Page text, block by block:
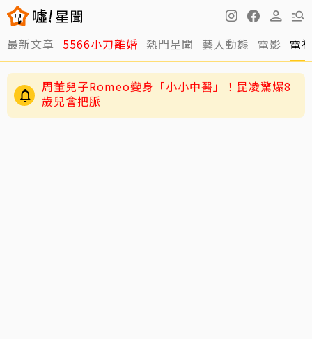
最新文章 5566小刀離婚 熱門星聞 藝人動態 電影 電
男星二度罹急性白血病！淚揭抗癌歷程：痛苦到
不想回想